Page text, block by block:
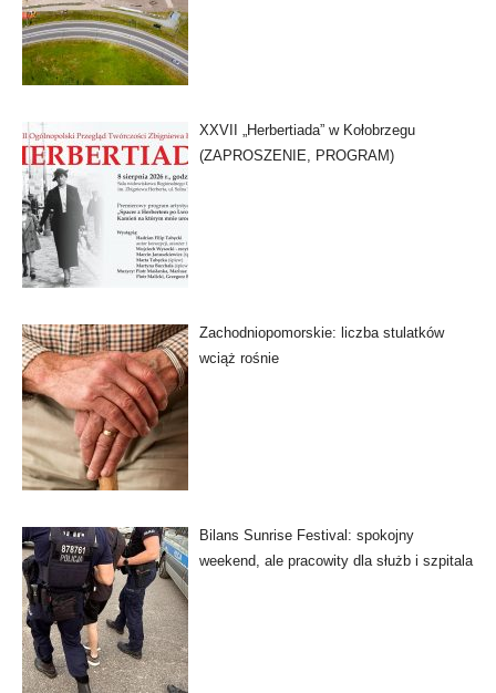
XXVII „Herbertiada” w Kołobrzegu
(ZAPROSZENIE, PROGRAM)
Zachodniopomorskie: liczba stulatków
wciąż rośnie
Bilans Sunrise Festival: spokojny
weekend, ale pracowity dla służb i szpitala